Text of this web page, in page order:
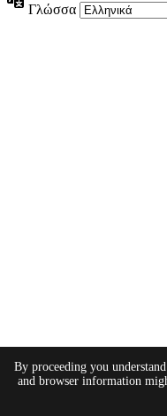
Γλώσσα
By proceeding you
and browser information